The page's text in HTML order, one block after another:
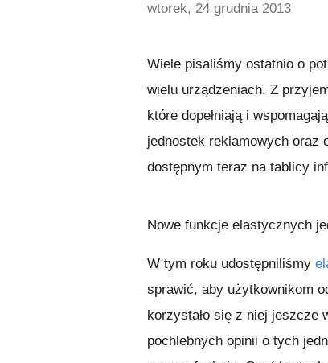
wtorek, 24 grudnia 2013
Wiele pisaliśmy ostatnio o
wielu urządzeniach. Z
które dopełniają i
jednostek reklamowych oraz
dostępnym teraz na tablicy
Nowe funkcje elastycznych
W tym roku udostępniliśmy
sprawić, aby użytkownikom
korzystało się z niej jeszcze
pochlebnych opinii o tych